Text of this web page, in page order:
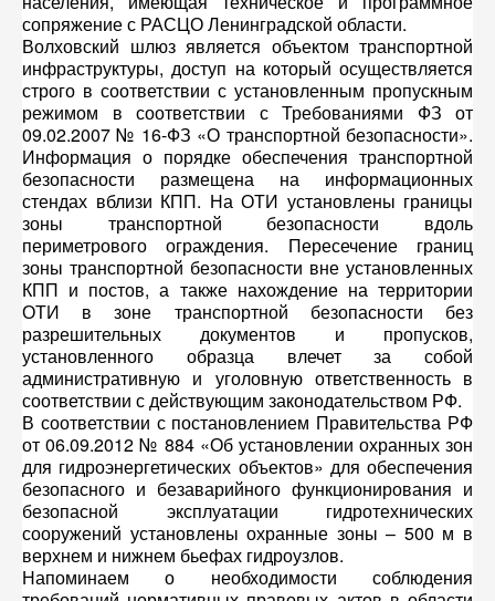
сопряжение с РАСЦО Ленинградской области.
Волховский шлюз является объектом транспортной
инфраструктуры, доступ на который осуществляется
строго в соответствии с установленным пропускным
режимом в соответствии с Требованиями ФЗ от
09.02.2007 № 16-ФЗ «О транспортной безопасности».
Информация о порядке обеспечения транспортной
безопасности размещена на информационных
стендах вблизи КПП. На ОТИ установлены границы
зоны транспортной безопасности вдоль
периметрового ограждения. Пересечение границ
зоны транспортной безопасности вне установленных
КПП и постов, а также нахождение на территории
ОТИ в зоне транспортной безопасности без
разрешительных документов и пропусков,
установленного образца влечет за собой
административную и уголовную ответственность в
соответствии с действующим законодательством РФ.
В соответствии с постановлением Правительства РФ
от 06.09.2012 № 884 «Об установлении охранных зон
для гидроэнергетических объектов» для обеспечения
безопасного и безаварийного функционирования и
безопасной эксплуатации гидротехнических
сооружений установлены охранные зоны – 500 м в
верхнем и нижнем бьефах гидроузлов.
Напоминаем о необходимости соблюдения